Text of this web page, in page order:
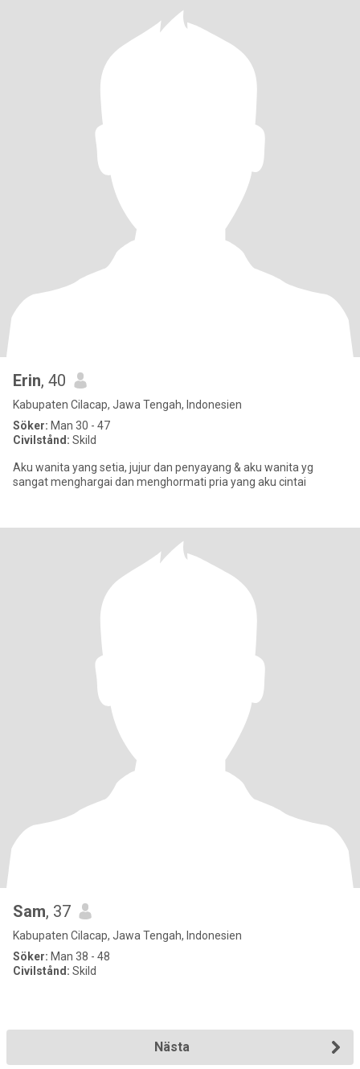
Erin, 40
Kabupaten Cilacap, Jawa Tengah, Indonesien
Söker: Man 30 - 47
Civilstånd: Skild
Aku wanita yang setia, jujur dan penyayang & aku wanita yg
sangat menghargai dan menghormati pria yang aku cintai
Sam, 37
Kabupaten Cilacap, Jawa Tengah, Indonesien
Söker: Man 38 - 48
Civilstånd: Skild
Nästa